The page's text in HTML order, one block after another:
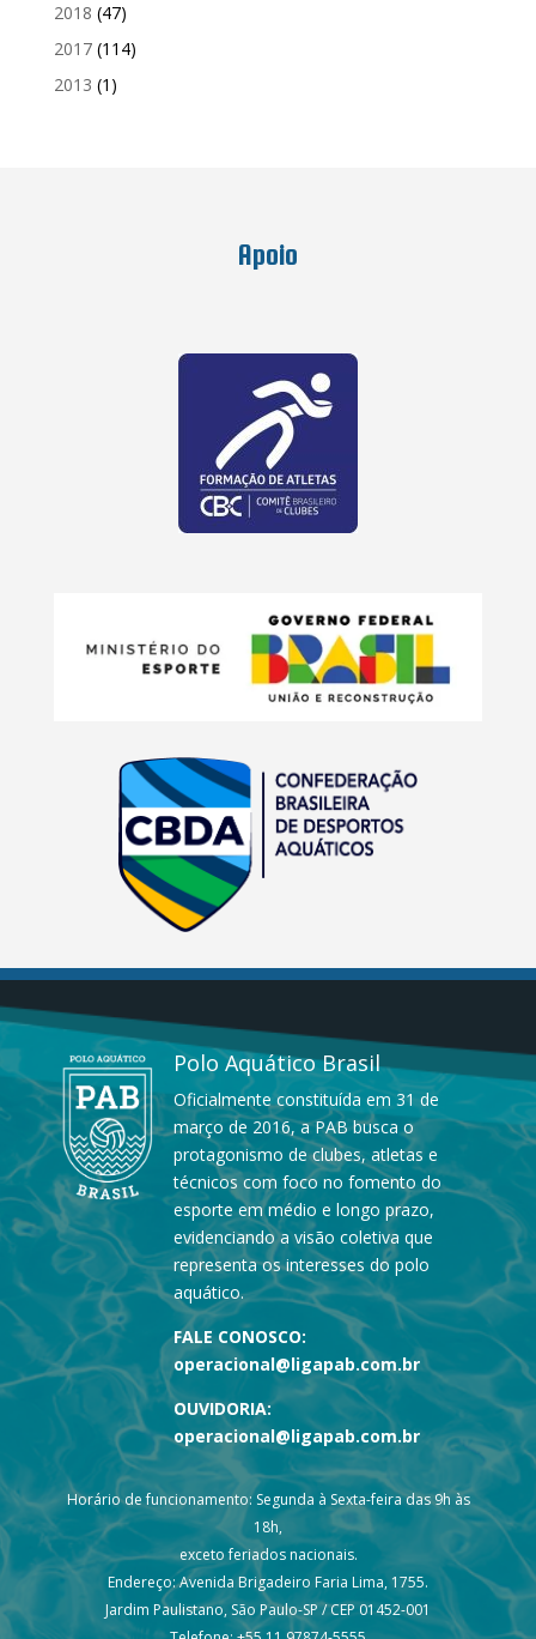
2018 (47)
2017(114)
2013 (1)
Apoio
Polo Aquático Brasil
Oficialmente constituída em 31 de
março de 2016, a PAB busca o
protagonismo de clubes, atletas e
técnicos com foco no fomento do
esporte em médio e longo prazo,
evidenciando a visão coletiva que
representa os interesses do polo
aquático.
FALE CONOSCO:
operacional@ligapab.com.br
OUVIDORIA:
operacional@ligapab.com.br
Horário de funcionamento: Segunda à Sexta-feira das 9h às
18h,
exceto feriados nacionais.
Endereço: Avenida Brigadeiro Faria Lima, 1755.
Jardim Paulistano, São Paulo-SP / CEP 01452-001